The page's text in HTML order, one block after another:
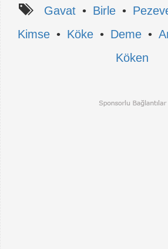
Gavat • Birle •
Kimse • Köke • Deme •
Köken